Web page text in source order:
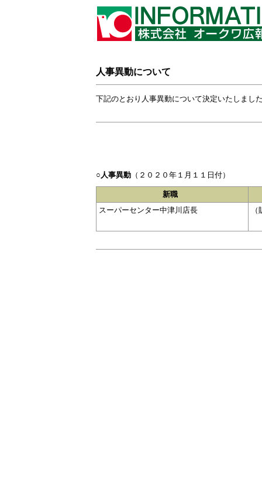
人事異動について
下記のとおり人事異動について決定いたしまし
○人事異動（２０２０年１月１１日付）
新職
スーパーセンター中津川店長